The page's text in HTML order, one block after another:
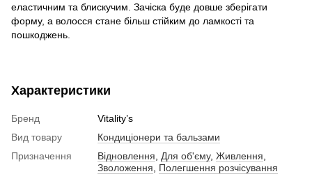
еластичним та блискучим. Зачіска буде довше зберігати
форму, а волосся стане більш стійким до ламкості та
пошкоджень.
Характеристики
Бренд
Vitality’s
Вид товару
Кондиціонери та бальзами
Призначення
Відновлення Для об'єму, Живлення
Зволоження
Полегшення розчісування